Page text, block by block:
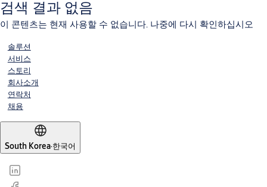
검색 결과 없음
이 콘텐츠는 현재 사용할 수 없습니다. 나중에 다시 확인하십시오
솔루션
서비스
스토리
회사소개
연락처
채용
South Korea·한국어